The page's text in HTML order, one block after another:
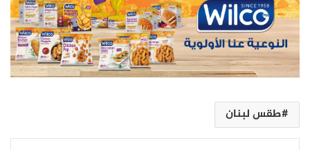
طقس لبنان